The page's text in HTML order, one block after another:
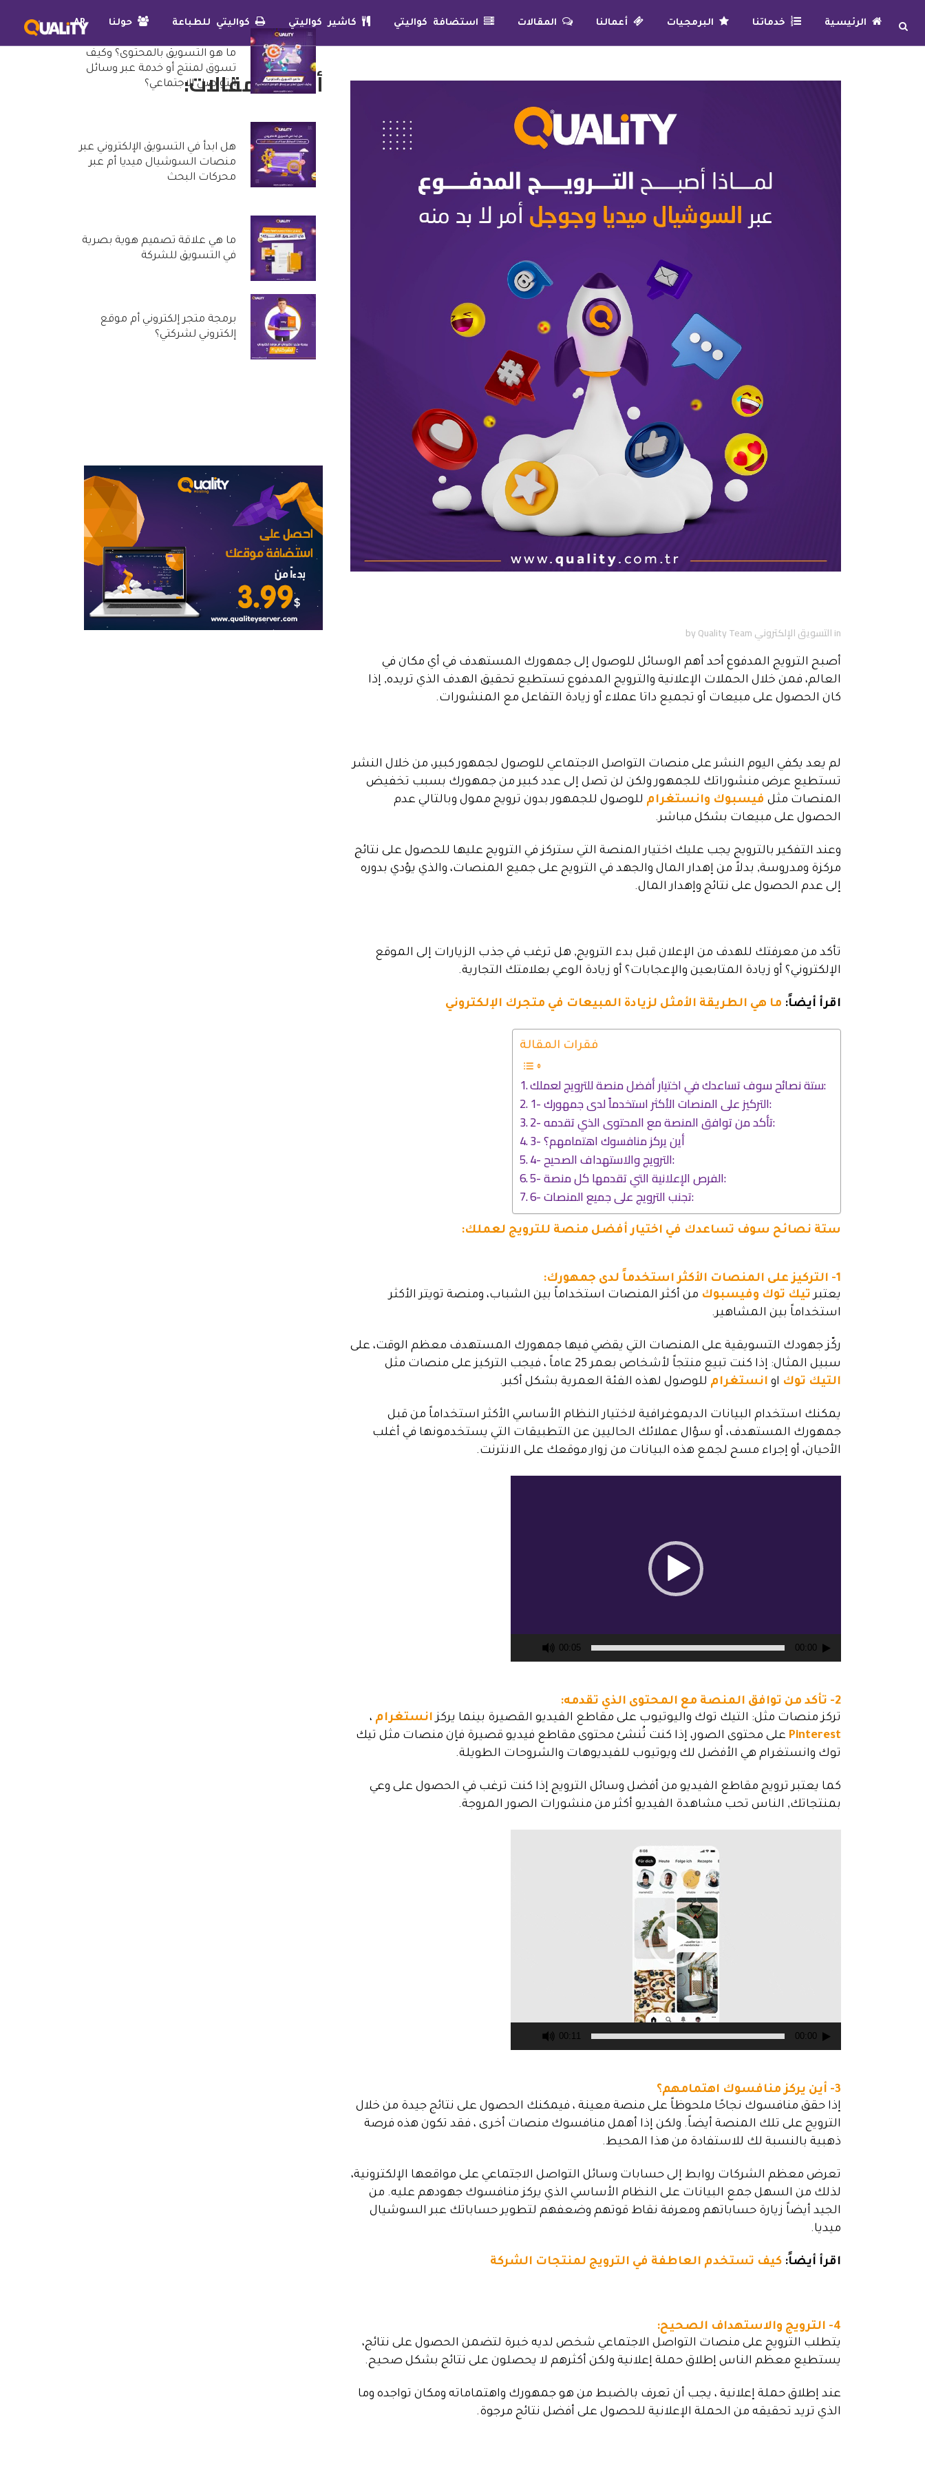
الرئيسية خدماتنا البرمجيات أعمالنا المقالات استضافة كواليتي كاشير كواليتي كواليتي للطباعة حولنا AR
inالتسويق الإلكتروني byQuality Team
أصبح الترويج المدفوع أحد أهم الوسائل للوصول إلى جمهورك المستهدف في أي مكان في
العالم، فمن خلال الحملات الإعلانية والترويج المدفوع تستطيع تحقيق الهدف الذي تريده, إذا
كان الحصول على مبيعات أو تجميع داتا عملاء أو زيادة التفاعل مع المنشورات.
لم يعد يكفي اليوم النشر على منصات التواصل الاجتماعي للوصول لجمهور كبير، من خلال النشر
تستطيع عرض منشوراتك للجمهور ولكن لن تصل إلى عدد كبير من جمهورك بسبب تخفيض
المنصات مثل فيسبوك وانستغرام للوصول للجمهور بدون ترويج ممول وبالتالي عدم
الحصول على مبيعات بشكل مباشر.
وعند التفكير بالترويج يجب عليك اختيار المنصة التي ستركز في الترويج عليها للحصول على نتائج
مركزة ومدروسة, بدلاً من إهدار المال والجهد في الترويج على جميع المنصات، والذي يؤدي بدوره
إلى عدم الحصول على نتائج وإهدار المال.
تأكد من معرفتك للهدف من الإعلان قبل بدء الترويج, هل ترغب في جذب الزيارات إلى الموقع
الإلكتروني؟ أو زيادة المتابعين والإعجابات؟ أو زيادة الوعي بعلامتك التجارية.
اقرأ أيضاً: ما هي الطريقة الأمثل لزيادة المبيعات في متجرك الإلكتروني
فقرات المقالة
ستة نصائح سوف تساعدك في اختيار أفضل منصة للترويج لعملك:
1- التركيز على المنصات الأكثر استخدماً لدى جمهورك:
2- تأكد من توافق المنصة مع المحتوى الذي تقدمه:
3- أين يركز منافسوك اهتمامهم؟
4- الترويج والاستهداف الصحيح:
5- الفرص الإعلانية التي تقدمها كل منصة:
6- تجنب الترويج على جميع المنصات:
ستة نصائح سوف تساعدك في اختيار أفضل منصة للترويج لعملك:
1- التركيز على المنصات الأكثر استخدماً لدى جمهورك:
يعتبرتيك توك وفيسبوك من أكثر المنصات استخداماً بين الشباب، ومنصة تويتر الأكثر
استخداماً بين المشاهير.
ركّز جهودك التسويقية على المنصات التي يقضي فيها جمهورك المستهدف معظم الوقت، على
سبيل المثال: إذا كنت تبيع منتجاً لأشخاص بعمر 25 عاماً ، فيجب التركيز على منصات مثل
التيك توك او انستغرام للوصول لهذه الفئة العمرية بشكل أكبر.
يمكنك استخدام البيانات الديموغرافية لاختيار النظام الأساسي الأكثر استخداماً من قبل
جمهورك المستهدف، أو سؤال عملائك الحاليين عن التطبيقات التي يستخدمونها في أغلب
الأحيان، أو إجراء مسح لجمع هذه البيانات من زوار موقعك على الانترنت.
00:00
00:05
2- تأكد من توافق المنصة مع المحتوى الذي تقدمه:
تركز منصات مثل: التيك توك واليوتيوب على مقاطع الفيديو القصيرة بينما يركزانستغرام ،
Pinterest على محتوى الصور، إذا كنت تُنشئ محتوى مقاطع فيديو قصيرة فإن منصات مثل تيك
توك وانستغرام هي الأفضل لك ويوتيوب للفيديوهات والشروحات الطويلة.
كما يعتبر ترويج مقاطع الفيديو من أفضل وسائل الترويج إذا كنت ترغب في الحصول على وعي
بمنتجاتك, الناس تحب مشاهدة الفيديو أكثر من منشورات الصور المروجة.
00:00
00:11
3- أين يركز منافسوك اهتمامهم؟
إذا حقق منافسوك نجاحًا ملحوظاً على منصة معينة ، فيمكنك الحصول على نتائج جيدة من خلال
الترويج على تلك المنصة أيضاً. ولكن إذا أهمل منافسوك منصات أخرى ، فقد تكون هذه فرصة
ذهبية بالنسبة لك للاستفادة من هذا المحيط.
تعرض معظم الشركات روابط إلى حسابات وسائل التواصل الاجتماعي على مواقعها الإلكترونية،
لذلك من السهل جمع البيانات على النظام الأساسي الذي يركز منافسوك جهودهم عليه. من
الجيد أيضاً زيارة حساباتهم ومعرفة نقاط قوتهم وضعفهم لتطوير حساباتك عبر السوشيال
ميديا.
اقرأ أيضاً: كيف تستخدم العاطفة في الترويج لمنتجات الشركة
4- الترويج والاستهداف الصحيح:
يتطلب الترويج على منصات التواصل الاجتماعي شخص لديه خبرة لتضمن الحصول على نتائج،
يستطيع معظم الناس إطلاق حملة إعلانية ولكن أكثرهم لا يحصلون على نتائج بشكل صحيح.
عند إطلاق حملة إعلانية ، يجب أن تعرف بالضبط من هو جمهورك واهتماماته ومكان تواجده وما
الذي تريد تحقيقه من الحملة الإعلانية للحصول على أفضل نتائج مرجوة.
أحدث المقالات:
ما هو التسويق بالمحتوى؟ وكيف
تسوق لمنتج أو خدمة عبر وسائل
التواصل الاجتماعي؟
هل ابدأ في التسويق الإلكتروني عبر
منصات السوشيال ميديا أم عبر
محركات البحث
ما هي علاقة تصميم هوية بصرية
في التسويق للشركة
برمجة متجر إلكتروني أم موقع
إلكتروني لشركتي؟